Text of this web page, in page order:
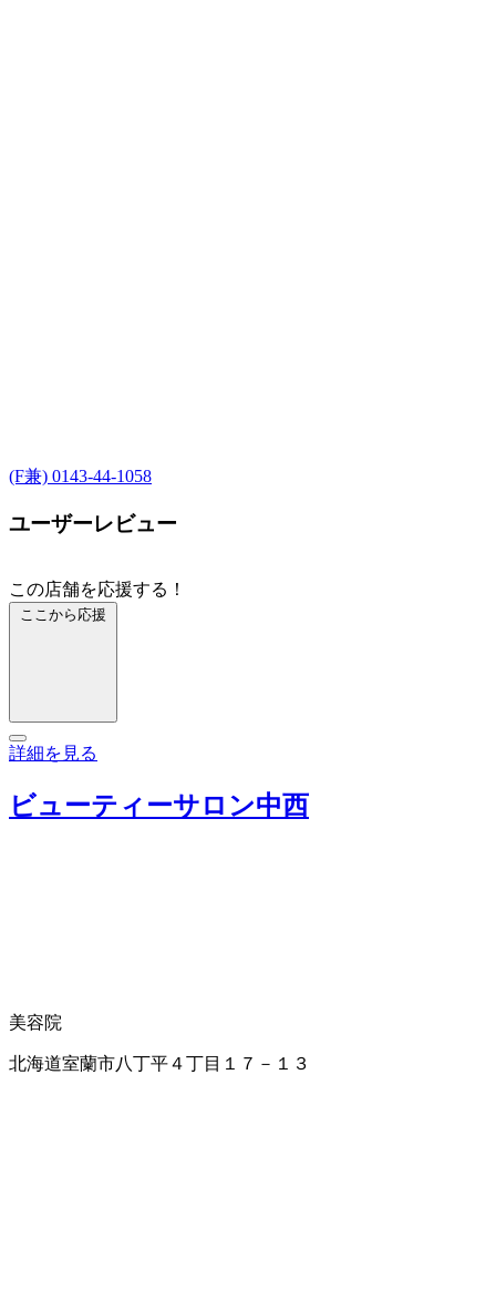
(F兼) 0143-44-1058
ユーザーレビュー
この店舗を応援する！
ここから応援
詳細を見る
ビューティーサロン中西
美容院
北海道室蘭市八丁平４丁目１７－１３